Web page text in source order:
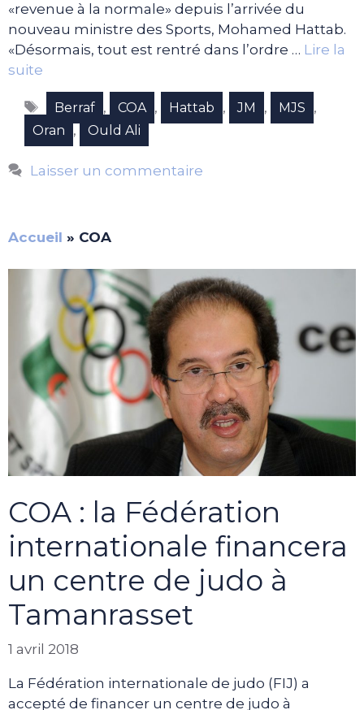
«revenue à la normale» depuis l’arrivée du
nouveau ministre des Sports, Mohamed Hattab.
«Désormais, tout est rentré dans l’ordre … Lire la
suite
Étiquettes
Berraf , COA , Hattab , JM , MJS ,
Oran , Ould Ali
Laisser un commentaire
Accueil » COA
COA : la Fédération
internationale financera
un centre de judo à
Tamanrasset
1 avril 2018
La Fédération internationale de judo (FIJ) a
accepté de financer un centre de judo à